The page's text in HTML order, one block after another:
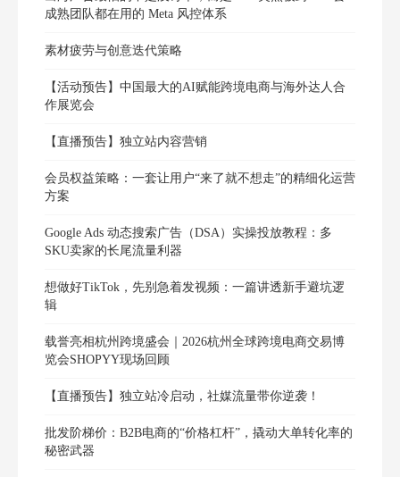
成熟团队都在用的 Meta 风控体系
素材疲劳与创意迭代策略
【活动预告】中国最大的AI赋能跨境电商与海外达人合
作展览会
【直播预告】独立站内容营销
会员权益策略：一套让用户“来了就不想走”的精细化运营
方案
Google Ads 动态搜索广告（DSA）实操投放教程：多
SKU卖家的长尾流量利器
想做好TikTok，先别急着发视频：一篇讲透新手避坑逻
辑
载誉亮相杭州跨境盛会｜2026杭州全球跨境电商交易博
览会SHOPYY现场回顾
【直播预告】独立站冷启动，社媒流量带你逆袭！
批发阶梯价：B2B电商的“价格杠杆”，撬动大单转化率的
秘密武器